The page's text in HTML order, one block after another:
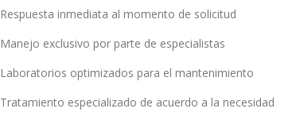
Respuesta inmediata al momento de solicitud
Manejo exclusivo por parte de especialistas
Laboratorios optimizados para el mantenimiento
Tratamiento especializado de acuerdo a la necesidad